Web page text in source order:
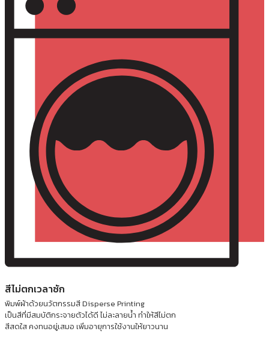
สีไม่ตกเวลาซัก
พิมพ์ผ้าด้วยนวัตกรรมสี Disperse Printing
เป็นสีที่มีสมบัติกระจายตัวได้ดี ไม่ละลายน้ำ ทำให้สีไม่ตก
สีสดใส คงทนอยู่เสมอ เพิ่มอายุการใช้งานให้ยาวนาน